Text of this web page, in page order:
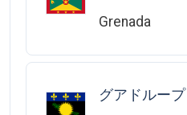
Grenada
グアドループ